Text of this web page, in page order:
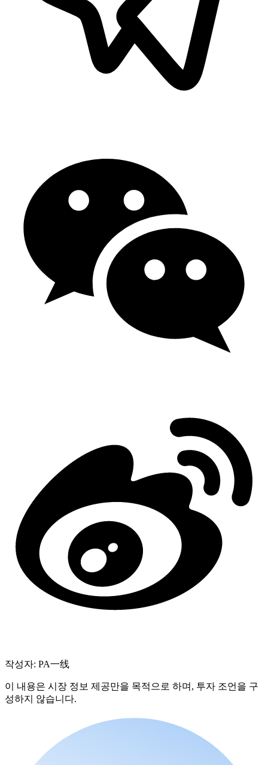
작성자: PA一线
이 내용은 시장 정보 제공만을 목적으로 하며, 투자 조언을 구
성하지 않습니다.